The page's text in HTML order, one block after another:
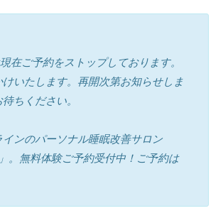
在ご予約をストップしております。
けいたします。再開次第お知らせしま
ちください。
インのパーソナル睡眠改善サロン
」。無料体験ご予約受付中！ご予約は